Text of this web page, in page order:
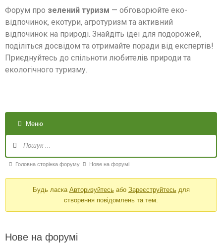
Форум про зелений туризм — обговорюйте еко-
відпочинок, екотури, агротуризм та активний
відпочинок на природі. Знайдіть ідеї для подорожей,
поділіться досвідом та отримайте поради від експертів!
Приєднуйтесь до спільноти любителів природи та
екологічного туризму.
Меню
Головна сторінка форуму Нове на форумі
Будь ласка Авторизуйтесьабо Зареєструйтесьдля
створення повідомлень та тем.
Нове на форумі